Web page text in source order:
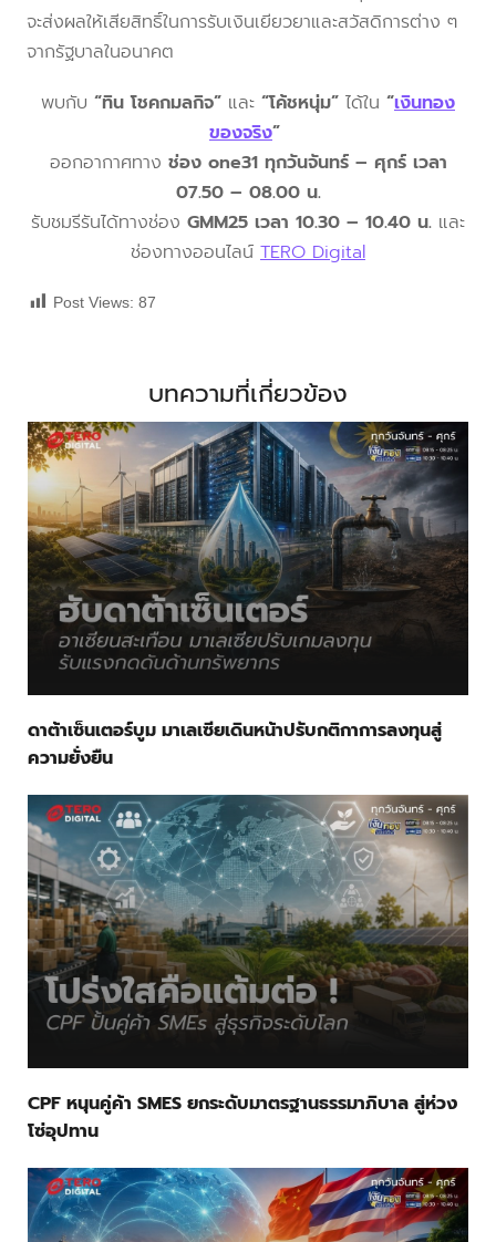
จะส่งผลให้เสียสิทธิ์ในการรับเงินเยียวยาและสวัสดิการต่าง ๆ
จากรัฐบาลในอนาคต
พบกับ “ทิน โชคกมลกิจ” และ “โค้ชหนุ่ม” ได้ใน “เงินทอง
ของจริง”
ออกอากาศทาง ช่อง one31 ทุกวันจันทร์ – ศุกร์ เวลา
07.50 – 08.00 น.
รับชมรีรันได้ทางช่อง GMM25 เวลา 10.30 – 10.40 น. และ
ช่องทางออนไลน์ TERO Digital
Post Views: 87
บทความที่เกี่ยวข้อง
ดาต้าเซ็นเตอร์บูม มาเลเซียเดินหน้าปรับกติกาการลงทุนสู่
ความยั่งยืน
CPF หนุนคู่ค้า SMES ยกระดับมาตรฐานธรรมาภิบาล สู่ห่วง
โซ่อุปทาน